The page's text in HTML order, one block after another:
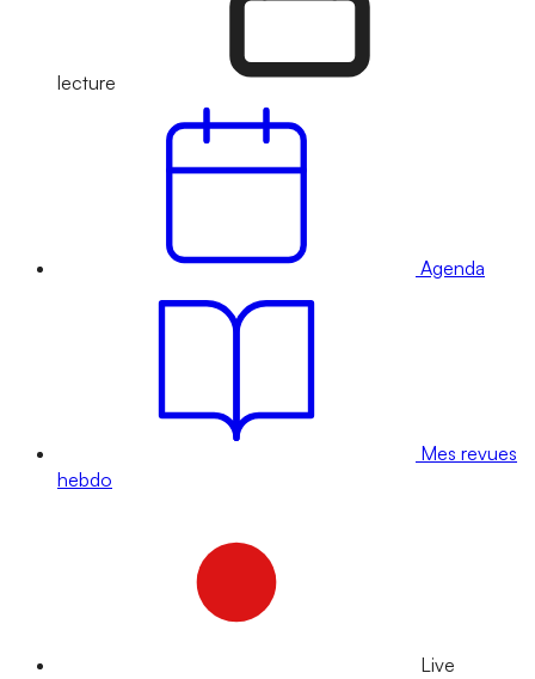
lecture
Agenda
Mes revues
hebdo
Live